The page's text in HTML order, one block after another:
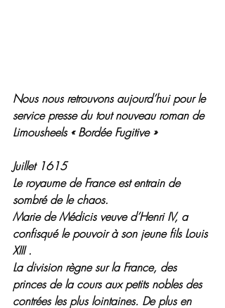
Nous nous retrouvons aujourd’hui pour le
service presse du tout nouveau roman de
Limousheels « Bordée Fugitive »
Juillet 1615
Le royaume de France est entrain de
sombré de le chaos.
Marie de Médicis veuve d’Henri IV, a
confisqué le pouvoir à son jeune fils Louis
XIII .
La division règne sur la France, des
princes de la cours aux petits nobles des
contrées les plus lointaines. De plus en